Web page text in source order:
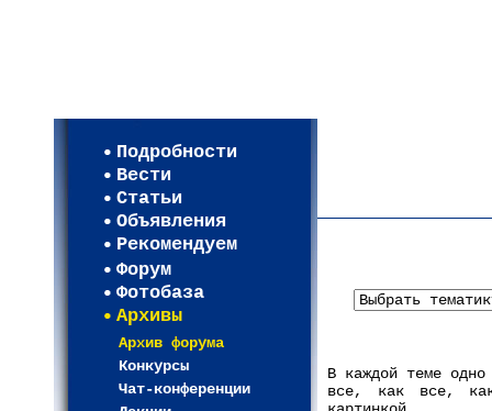
Подробности
Вести
Статьи
Объявления
Рекомендуем
Форум
Фотобаза
Архивы
Архив форума
Конкурсы
Чат-конференции
В каждой теме
все, как все,